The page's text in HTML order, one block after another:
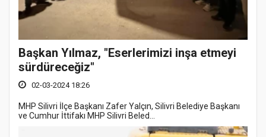
Başkan Yılmaz, "Eserlerimizi inşa etmeyi
sürdüreceğiz"
02-03-2024 18:26
MHP Silivri İlçe Başkanı Zafer Yalçın, Silivri Belediye Başkanı
ve Cumhur İttifakı MHP Silivri Beled...